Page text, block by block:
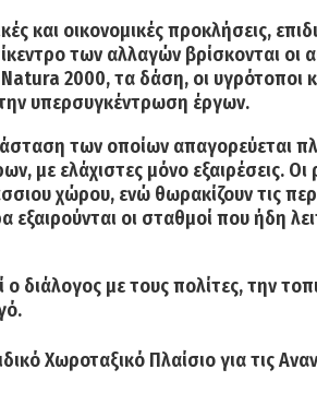
και οικονομικές προκλήσεις,
των αλλαγών βρίσκονται
2000, τα δάση, οι υγρότοποι
υπερσυγκέντρωση έργων.
των οποίων απαγορεύεται
με ελάχιστες μόνο εξαιρέσεις. Οι
χώρου, ενώ θωρακίζουν τις
εξαιρούνται οι σταθμοί που ήδη
διάλογος με τους πολίτες, την
Χωροταξικό Πλαίσιο για τις